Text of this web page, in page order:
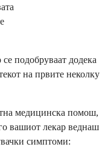
подобруваат додека
на првите неколку
медицинска помош,
вашиот лекар веднаш
симптоми: